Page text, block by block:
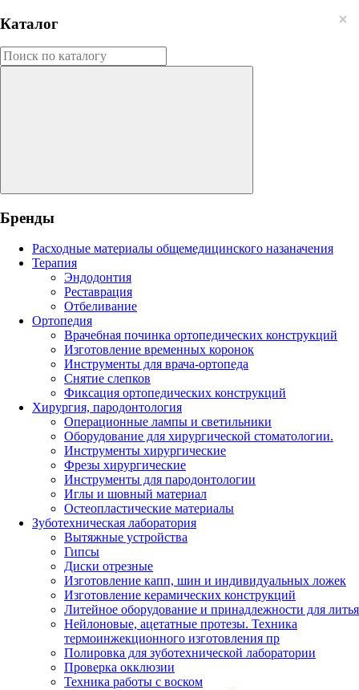
Каталог
Бренды
Расходные материалы общемедицинского назаначения
Терапия
Эндодонтия
Реставрация
Отбеливание
Ортопедия
Врачебная починка ортопедических конструкций
Изготовление временных коронок
Инструменты для врача-ортопеда
Снятие слепков
Фиксация ортопедических конструкций
Хирургия, пародонтология
Операционные лампы и светильники
Оборудование для хирургической стоматологии.
Инструменты хирургические
Фрезы хирургические
Инструменты для пародонтологии
Иглы и шовный материал
Остеопластические материалы
Зуботехническая лаборатория
Вытяжные устройства
Гипсы
Диски отрезные
Изготовление капп, шин и индивидуальных ложек
Изготовление керамических конструкций
Литейное оборудование и принадлежности для литья
Нейлоновые, ацетатные протезы. Техника
термоинжекционного изготовления пр
Полировка для зуботехнической лаборатории
Проверка окклюзии
Техника работы с воском